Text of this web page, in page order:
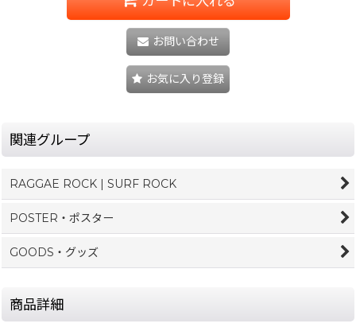
お問い合わせ
お気に入り登録
関連グループ
RAGGAE ROCK | SURF ROCK
POSTER・ポスター
GOODS・グッズ
商品詳細